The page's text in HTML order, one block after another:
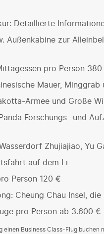
Detaillierte
Außenkabine zur
pro Person
Mauer, Minggrab
Armee und Große
Forschungs- und
Zhujiajiao, Yu
auf dem Li
Person 120 €
Cheung Chau Insel, die
pro Person ab 3.600 €
einen Business Class-Flug buchen